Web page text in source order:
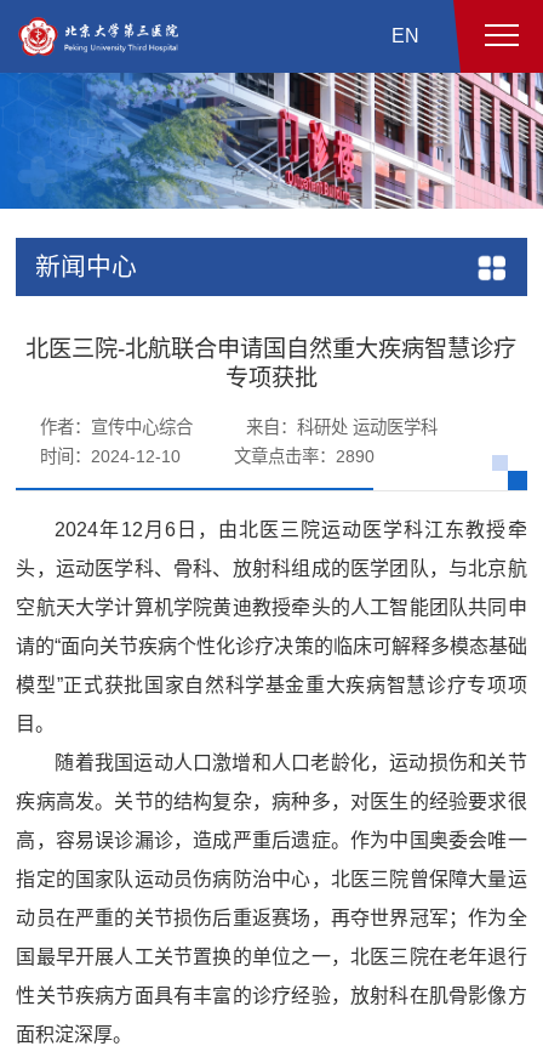
EN
新闻中心
北医三院-北航联合申请国自然重大疾病智慧诊疗
专项获批
作者：宣传中心综合
来自：科研处 运动医学科
时间：2024-12-10
文章点击率： 2890
2024年12月6日，由北医三院运动医学科江东教授牵
头，运动医学科、骨科、放射科组成的医学团队，与北京航
空航天大学计算机学院黄迪教授牵头的人工智能团队共同申
请的“面向关节疾病个性化诊疗决策的临床可解释多模态基础
模型”正式获批国家自然科学基金重大疾病智慧诊疗专项项
目。
随着我国运动人口激增和人口老龄化，运动损伤和关节
疾病高发。关节的结构复杂，病种多，对医生的经验要求很
高，容易误诊漏诊，造成严重后遗症。作为中国奥委会唯一
指定的国家队运动员伤病防治中心，北医三院曾保障大量运
动员在严重的关节损伤后重返赛场，再夺世界冠军；作为全
国最早开展人工关节置换的单位之一，北医三院在老年退行
性关节疾病方面具有丰富的诊疗经验，放射科在肌骨影像方
面积淀深厚。